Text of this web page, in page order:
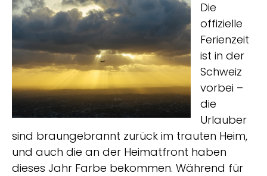
Die
offizielle
Ferienzeit
ist in der
Schweiz
vorbei –
die
Urlauber
sind braungebrannt zurück im trauten Heim,
und auch die an der Heimatfront haben
dieses Jahr Farbe bekommen. Während für